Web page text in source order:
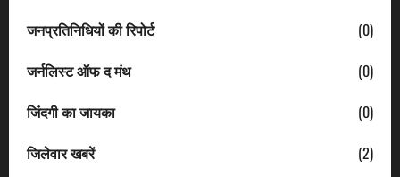
जनप्रतिनिधियों की रिपोर्ट
(0)
जर्नलिस्ट ऑफ द मंथ
(0)
जिंदगी का जायका
(0)
जिलेवार खबरें
(2)